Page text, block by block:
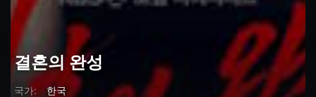
결혼의 완성
국가:
한국